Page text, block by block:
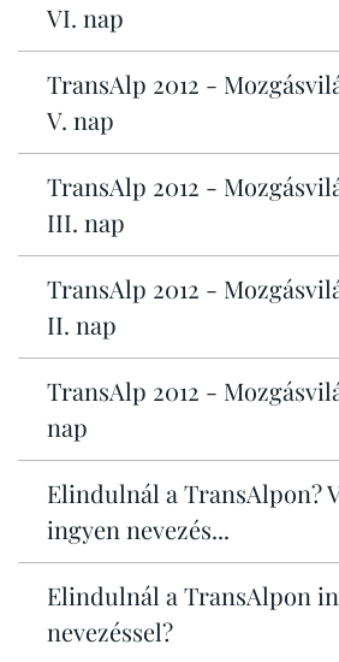
VI. nap
TransAlp 2012 -
V. nap
TransAlp 2012 -
III. nap
TransAlp 2012 -
II. nap
TransAlp 2012 -
nap
Elindulnál a TransAlpon?
ingyen nevezés...
Elindulnál a TransAlpon
nevezéssel?